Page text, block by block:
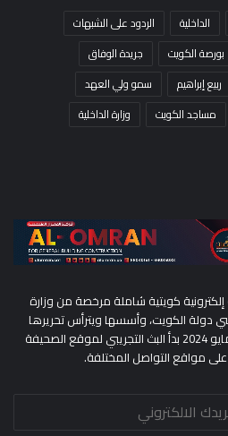
الداخلية
الردود على الشبهات
بورصة الكويت
جريدة الوفاق
ربيع إبراهيم
سمو ولي العهد
مساجد الكويت
وزارة الداخلية
كويتية شاملة مرخصة من وزارة
دولة الكويت، وأسسها ويترأس تحريرها
الكاتب/ مطلق الحريجي ، وفي مايو 2024 بدأ البث التجريبي لموقع الصحيفة
على مواقع التواصل المختلفة.